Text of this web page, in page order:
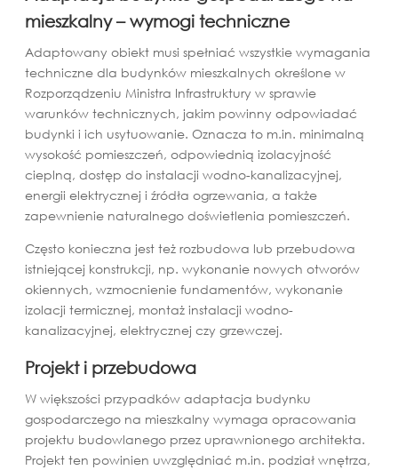
mieszkalny – wymogi techniczne
Adaptowany obiekt musi spełniać wszystkie wymagania
techniczne dla budynków mieszkalnych określone w
Rozporządzeniu Ministra Infrastruktury w sprawie
warunków technicznych, jakim powinny odpowiadać
budynki i ich usytuowanie. Oznacza to m.in. minimalną
wysokość pomieszczeń, odpowiednią izolacyjność
cieplną, dostęp do instalacji wodno-kanalizacyjnej,
energii elektrycznej i źródła ogrzewania, a także
zapewnienie naturalnego doświetlenia pomieszczeń.
Często konieczna jest też rozbudowa lub przebudowa
istniejącej konstrukcji, np. wykonanie nowych otworów
okiennych, wzmocnienie fundamentów, wykonanie
izolacji termicznej, montaż instalacji wodno-
kanalizacyjnej, elektrycznej czy grzewczej.
Projekt i przebudowa
W większości przypadków adaptacja budynku
gospodarczego na mieszkalny wymaga opracowania
projektu budowlanego przez uprawnionego architekta.
Projekt ten powinien uwzględniać m.in. podział wnętrza,